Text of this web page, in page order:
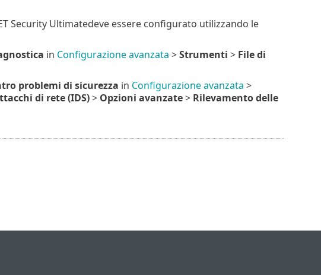
Security Ultimatedeve essere configurato utilizzando le
in Configurazione avanzata >Strumenti > File di
problemi di sicurezza in Configurazione avanzata >
di rete (IDS)> Opzioni avanzate> Rilevamento delle